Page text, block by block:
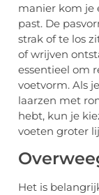
manier kom je
past. De
strak of te los
of wrijven
essentieel om
voetvorm. Als
laarzen met
hebt, kun je
voeten groter
Het is